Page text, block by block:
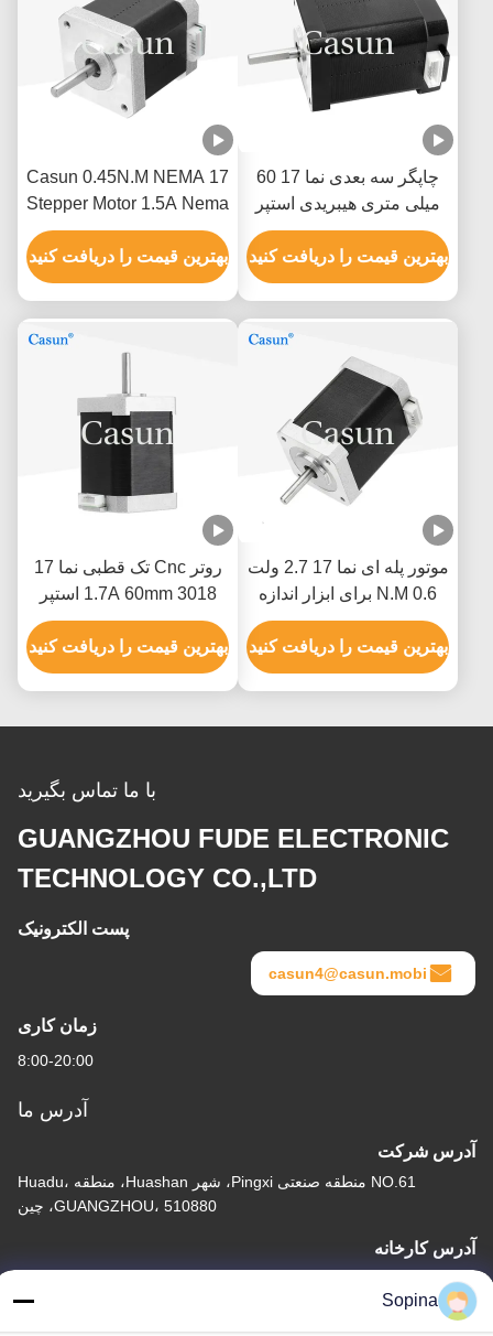
چاپگر سه بعدی نما 17 60
میلی متری هیبریدی استپر
موتور 0.5A 0.78N.M 2 فاز
بهترین قیمت را دریافت کنید
Casun 0.45N.M NEMA 17
Stepper Motor 1.5A Nema
17 48mm 2 Phase 1.8
Degree
بهترین قیمت را دریافت کنید
موتور پله ای نما 17 2.7 ولت
0.6 N.M برای ابزار اندازه
گیری XYZ
بهترین قیمت را دریافت کنید
روتر Cnc تک قطبی نما 17
1.7A 60mm 3018 استپر
موتور Cnc
بهترین قیمت را دریافت کنید
با ما تماس بگیرید
GUANGZHOU FUDE ELECTRONIC
TECHNOLOGY CO.,LTD
پست الکترونیک
casun4@casun.mobi
زمان کاری
8:00-20:00
آدرس ما
آدرس شرکت
NO.61 منطقه صنعتی Pingxi، شهر Huashan، منطقه Huadu،
GUANGZHOU، 510880، چین
آدرس کارخانه
Sopina